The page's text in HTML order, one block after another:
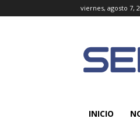
viernes, agosto 7,
INICIO